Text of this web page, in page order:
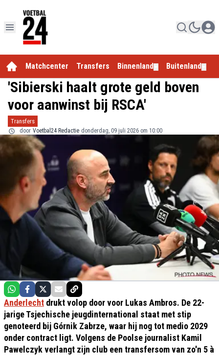
Matchcenter Transfers Binnenland Buitenland
'Sibierski haalt grote geld boven
voor aanwinst bij RSCA'
Transfers
door Voetbal24 Redactie donderdag, 09 juli 2026 om 10:00
Anderlecht drukt volop door voor Lukas Ambros. De 22-
jarige Tsjechische jeugdinternational staat met stip
genoteerd bij Górnik Zabrze, waar hij nog tot medio 2029
onder contract ligt. Volgens de Poolse journalist Kamil
Pawelczyk verlangt zijn club een transfersom van zo'n 5 à